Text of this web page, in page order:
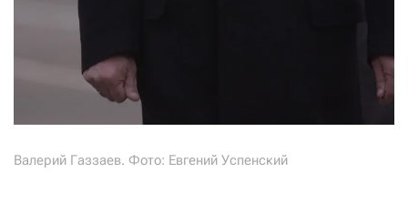
Валерий Газзаев. Фото: Евгений Успенский